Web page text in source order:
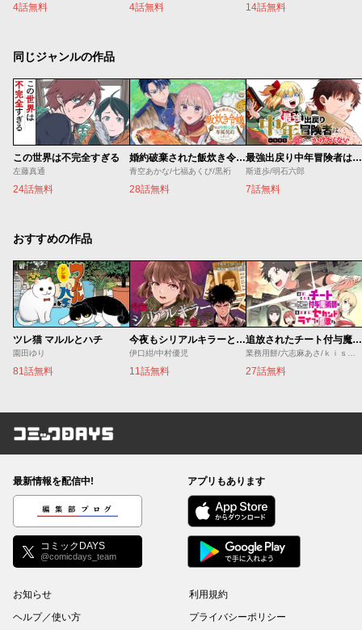
4話無料 4話無料 14話無料
同じジャンルの作品
この世界は不完全すぎる
左藤真通
24話無料
婚約破棄された飯炊き令嬢の私は冷酷公爵と専属契約しました～ですが胃袋を掴んだ結果、冷たかった公爵様がどんどん優しくなっています～
青空あかな/七福あくび/黒裄
28話無料
最強出戻り中年冒険者は、今さら命なんてかけたくない
斯道歩/明石六郎
7話無料
おすすめの作品
ツレ猫 マルルとハチ
園田ゆり
81話無料
今夜もシリアルキラーと待ち合わせ
伊口紺/中村優児
11話無料
追放されたチート付与魔術師は気ままなセカンドライフを謳歌する。 ～俺は武器だけじゃなく、あらゆるものに『強化ポイント』を付与できるし、俺の意思でいつでも効果を解除できるけど、残った人たち大丈夫？～
27話無料
コミックDAYS
最新情報を配信中!
編集部ブログ
コミックDAYS
@comicdays_team
アプリもあります
お知らせ
ヘルプ／使い方
利用規約
プライバシーポリシー